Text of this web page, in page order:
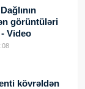
görüntüləri
- Video
kövrəldən